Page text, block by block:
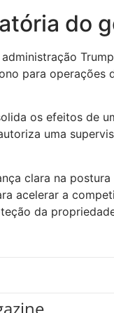
do
para operações
os efeitos de
uma
clara na
acelerar a
da